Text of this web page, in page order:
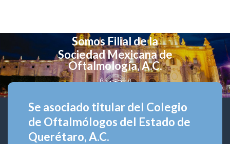
Somos Filial de la
Sociedad Mexicana de
Oftalmología, A.C.
Se asociado titular del Colegio
de Oftalmólogos del Estado de
Querétaro, A.C.